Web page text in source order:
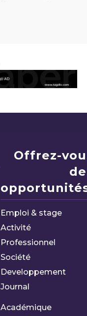
Offrez-
Emploi & stage
Activité
Professionnel
Société
Developpement
Journal
Académique